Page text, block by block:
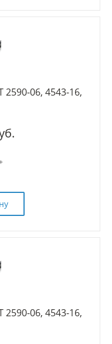
06, 4543-16,
06, 4543-16,